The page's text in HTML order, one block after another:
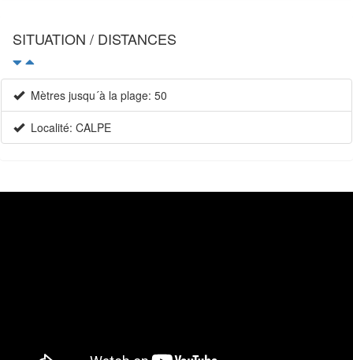
SITUATION / DISTANCES
Mètres jusqu´à la plage: 50
Localité: CALPE